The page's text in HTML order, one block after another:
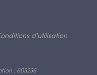
: 603236
d'utilisation